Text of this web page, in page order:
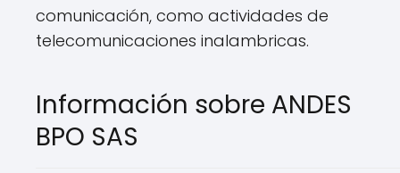
comunicación, como actividades de
telecomunicaciones inalambricas.
Información sobre ANDES
BPO SAS